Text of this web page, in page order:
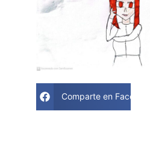
Comparte en Facebook